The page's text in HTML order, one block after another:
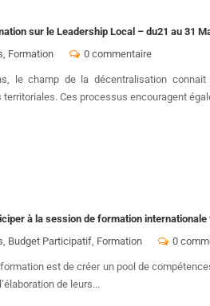
sur le Leadership Local – du21 au 31
, Formation 0 commentaire
le champ de la décentralisation
Ces processus encouragent
à la session de formation
, Budget Participatif, Formation 0
est de créer un pool de
de leurs...